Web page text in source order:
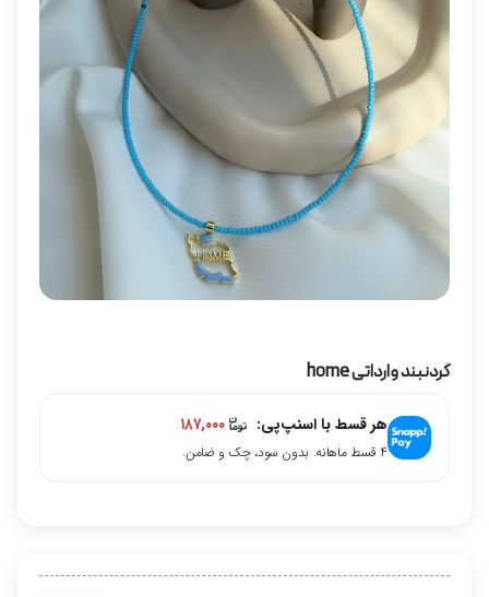
گردنبند وارداتی home
هر قسط با اسنپ‌پی:
۴ قسط ماهانه. بدون سود، چک و ضامن.